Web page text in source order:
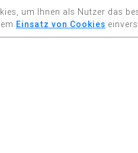
um Ihnen als Nutzer das
Einsatz von Cookies